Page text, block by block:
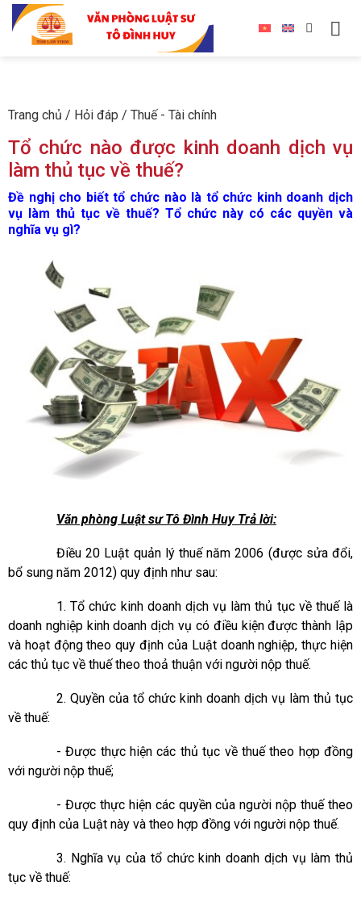
Trang chủ / Hỏi đáp / Thuế - Tài chính
Tổ chức nào được kinh doanh dịch vụ
làm thủ tục về thuế?
Đề nghị cho biết tổ chức nào là tổ chức kinh doanh dịch
vụ làm thủ tục về thuế? Tổ chức này có các quyền và
nghĩa vụ gì?
Văn phòng Luật sư Tô Đình HuyTrả lời:
Điều 20 Luật quản lý thuế năm 2006 (được sửa đổi,
bổ sung năm 2012) quy định như sau:
1. Tổ chức kinh doanh dịch vụ làm thủ tục về thuế là
doanh nghiệp kinh doanh dịch vụ có điều kiện được thành lập
và hoạt động theo quy định của Luật doanh nghiệp, thực hiện
các thủ tục về thuế theo thoả thuận với người nộp thuế.
2. Quyền của tổ chức kinh doanh dịch vụ làm thủ tục
về thuế:
- Được thực hiện các thủ tục về thuế theo hợp đồng
với người nộp thuế;
- Được thực hiện các quyền của người nộp thuế theo
quy định của Luật này và theo hợp đồng với người nộp thuế.
3. Nghĩa vụ của tổ chức kinh doanh dịch vụ làm thủ
tục về thuế: